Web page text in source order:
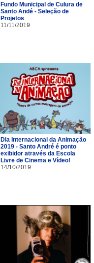
Fundo Municipal de Culura de
Santo Andé - Seleção de
Projetos
11/11/2019
Dia Internacional da Animação
2019 - Santo André é ponto
exibidor através da Escola
Livre de Cinema e Vídeo!
14/10/2019